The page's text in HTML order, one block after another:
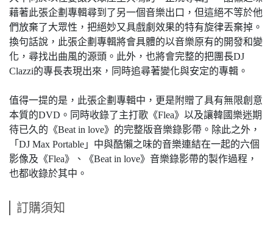
藉著此張企劃專輯尋到了另一個音樂出口，但這絕不等於他
們放棄了大眾性，把絕妙又具戲劇效果的特有旋律丟棄掉。
換句話說，此張企劃專輯將會具體的以音樂原有的開發和變
化，尋找出曲風的源頭。此外，也將會完整的把團長DJ
Clazzi的專長表現出來，同時追尋著變化與安定的專輯。
值得一提的是，此張企劃專輯中，更是附贈了具有無限創意
本質的DVD。同時收錄了主打歌《Flea》以及讓韓國樂迷期
待已久的《Beat in love》的完整版音樂錄影帶。除此之外，
「DJ Max Portable」中與酷懶之味的音樂連結在一起的六個
影像及《Flea》、《Beat in love》音樂錄影帶的製作過程，
也都收錄於其中。
訂購須知